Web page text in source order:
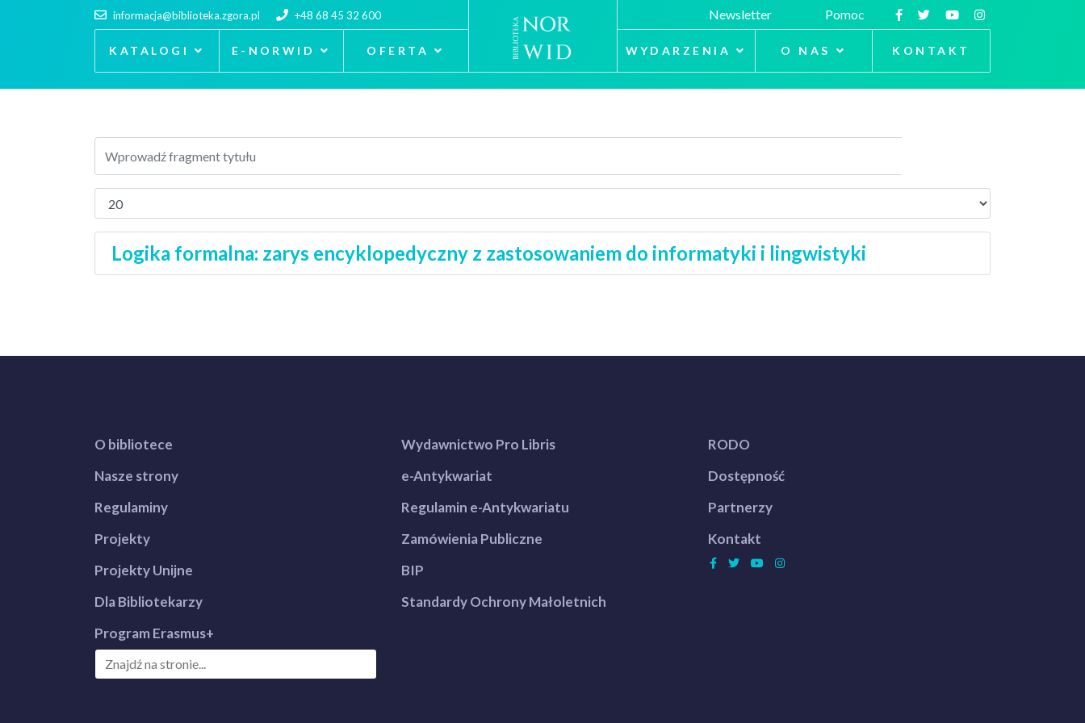
informacja@biblioteka.zgora.pl +48 68 45 32 600
KATALOGI E-NORWID OFERTA
Newsletter Pomoc
WYDARZENIA O NAS KONTAKT
Logika formalna: zarys encyklopedyczny z zastosowaniem do informatyki i lingwistyki
O bibliotece
Nasze strony
Regulaminy
Projekty
Projekty Unijne
Dla Bibliotekarzy
Program Erasmus+
Wydawnictwo Pro Libris
e-Antykwariat
Regulamin e-Antykwariatu
Zamówienia Publiczne
BIP
Standardy Ochrony Małoletnich
RODO
Dostępność
Partnerzy
Kontakt